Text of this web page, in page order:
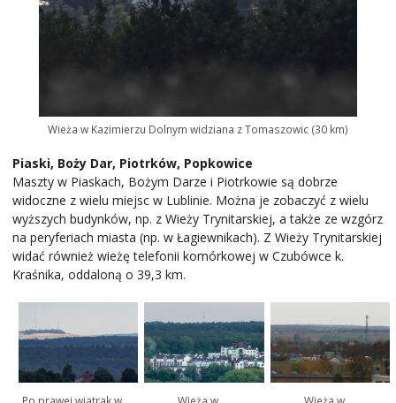
Wieża w Kazimierzu Dolnym widziana z Tomaszowic (30 km)
Piaski, Boży Dar, Piotrków, Popkowice
Maszty w Piaskach, Bożym Darze i Piotrkowie są dobrze
widoczne z wielu miejsc w Lublinie. Można je zobaczyć z wielu
wyższych budynków, np. z Wieży Trynitarskiej, a także ze wzgórz
na peryferiach miasta (np. w Łagiewnikach). Z Wieży Trynitarskiej
widać również wieżę telefonii komórkowej w Czubówce k.
Kraśnika, oddaloną o 39,3 km.
Po prawej wiatrak w
Wieża w
Wieża w